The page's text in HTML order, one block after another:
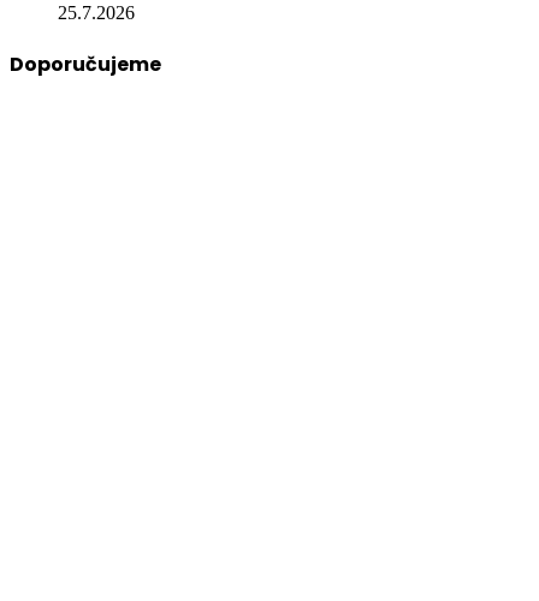
25.7.2026
Doporučujeme